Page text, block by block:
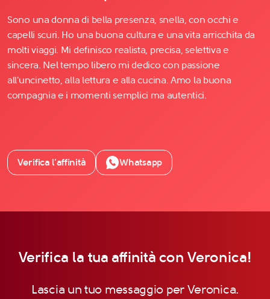
Sono una donna di bella presenza, snella, con occhi e
capelli scuri. Ho una buona cultura e una vita arricchita da
molti viaggi. Mi definisco realista, precisa, selettiva e
sincera. Nel tempo libero mi dedico con passione
all'uncinetto, alla lettura e alla cucina. Amo la buona
compagnia e i momenti semplici ma autentici.
Verifica l’affinità Whatsapp
Verifica la tua affinità con Veronica!
Lascia un tuo messaggio per Veronica.